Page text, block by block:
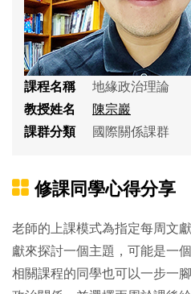
課程名稱
地緣政治理論
教授姓名
陳宗巖
課群分類
國際關係課群
修課同學心得分享
老師的上課模式為指定每周文
獻來探討一個主題，可能是一
相關課程的同學也可以一步一